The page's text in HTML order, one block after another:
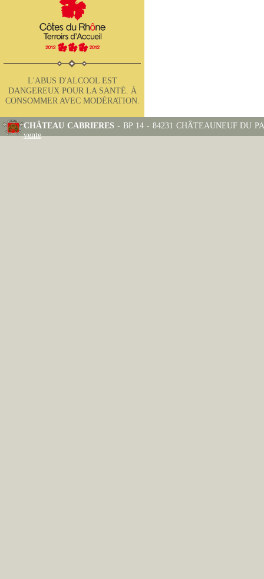
L'ABUS D'ALCOOL EST
DANGEREUX POUR LA SANTÉ. À
CONSOMMER AVEC MODÉRATION.
CHÂTEAU CABRIERES - BP 14 - 84231 CHÂTEAUNEUF DU
vente